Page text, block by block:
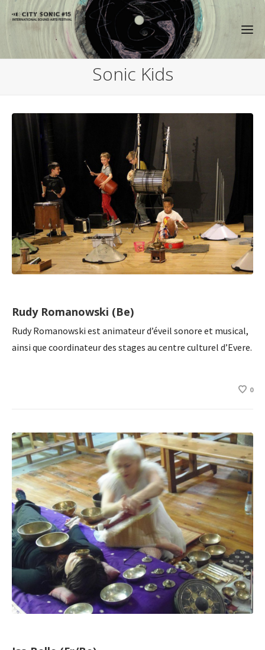
Sonic Kids
Rudy Romanowski (Be)
Rudy Romanowski est animateur d’éveil sonore et musical,
ainsi que coordinateur des stages au centre culturel d’Evere.
0